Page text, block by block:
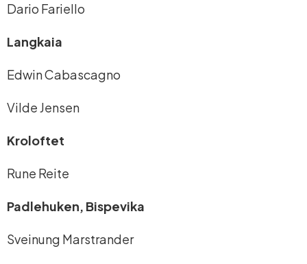
Dario Fariello
Langkaia
Edwin Cabascagno
Vilde Jensen
Kroloftet
Rune Reite
Padlehuken, Bispevika
Sveinung Marstrander